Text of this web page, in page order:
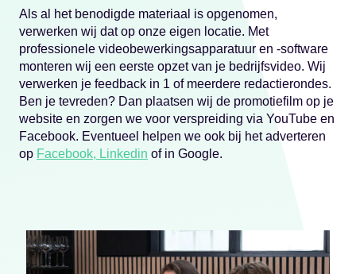
Als al het benodigde materiaal is opgenomen,
verwerken wij dat op onze eigen locatie. Met
professionele videobewerkingsapparatuur en -software
monteren wij een eerste opzet van je bedrijfsvideo. Wij
verwerken je feedback in 1 of meerdere redactierondes.
Ben je tevreden? Dan plaatsen wij de promotiefilm op je
website en zorgen we voor verspreiding via YouTube en
Facebook. Eventueel helpen we ook bij het adverteren
op Facebook, Linkedin of in Google.